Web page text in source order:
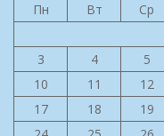
Пн
Вт Ср
3
4 5
10
11 12
17
18 19